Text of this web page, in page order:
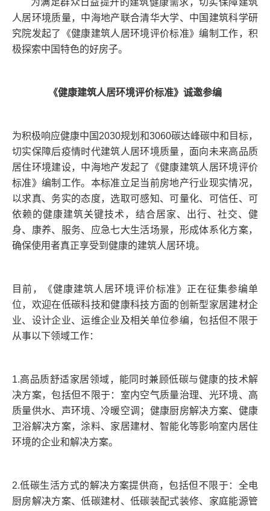
为满足群众日益提升的建筑健康需求，切实保障建筑
人居环境质量，中海地产联合清华大学、中国建筑科学研
究院发起了《健康建筑人居环境评价标准》编制工作，积
极探索中国特色的好房子。
《健康建筑人居环境评价标准》诚邀参编
为积极响应健康中国2030规划和3060碳达峰碳中和目标，
切实保障后疫情时代建筑人居环境质量，面向未来高品质
居住环境建设，中海地产发起了《健康建筑人居环境评价
标准》编制工作。本标准立足当前房地产行业现实情况，
以求真、务实的态度，选取可感知、可量化、可信任、可
依赖的健康建筑关键技术，结合居家、出行、社交、健
身、康养、服务、应急七大生活场景，形成体系化方案，
确保使用者真正享受到健康的建筑人居环境。
目前，《健康建筑人居环境评价标准》正在征集参编单
位，欢迎在低碳科技和健康科技方面的创新型家居建材企
业、设计企业、运维企业及相关单位参编，包括但不限于
从事以下领域工作：
1.高品质舒适家居领域，能同时兼顾低碳与健康的技术解
决方案，包括但不限于：室内空气质量治理、光环境、高
质量供水、声环境、冷暖空调；健康厨房解决方案、健康
卫浴解决方案，涂料、家居建材、智能化等影响室内居住
环境的企业和解决方案。
2.低碳生活方式的解决方案提供商，包括但不限于：全电
厨房解决方案、低碳建材、低碳装配式装修、家庭能源管